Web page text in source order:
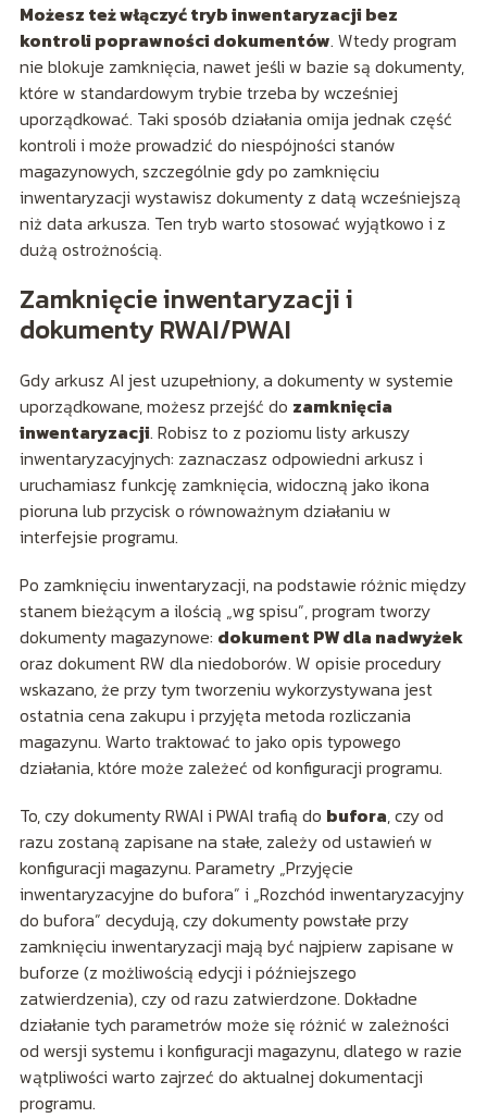
Możesz też włączyć tryb inwentaryzacji bez
kontroli poprawności dokumentów. Wtedy program
nie blokuje zamknięcia, nawet jeśli w bazie są dokumenty,
które w standardowym trybie trzeba by wcześniej
uporządkować. Taki sposób działania omija jednak część
kontroli i może prowadzić do niespójności stanów
magazynowych, szczególnie gdy po zamknięciu
inwentaryzacji wystawisz dokumenty z datą wcześniejszą
niż data arkusza. Ten tryb warto stosować wyjątkowo i z
dużą ostrożnością.
Zamknięcie inwentaryzacji i
dokumenty RWAI/PWAI
Gdy arkusz AI jest uzupełniony, a dokumenty w systemie
uporządkowane, możesz przejść do zamknięcia
inwentaryzacji. Robisz to z poziomu listy arkuszy
inwentaryzacyjnych: zaznaczasz odpowiedni arkusz i
uruchamiasz funkcję zamknięcia, widoczną jako ikona
pioruna lub przycisk o równoważnym działaniu w
interfejsie programu.
Po zamknięciu inwentaryzacji, na podstawie różnic między
stanem bieżącym a ilością „wg spisu”, program tworzy
dokumenty magazynowe: dokument PW dla nadwyżek
oraz dokument RW dla niedoborów. W opisie procedury
wskazano, że przy tym tworzeniu wykorzystywana jest
ostatnia cena zakupu i przyjęta metoda rozliczania
magazynu. Warto traktować to jako opis typowego
działania, które może zależeć od konfiguracji programu.
To, czy dokumenty RWAI i PWAI trafią do bufora, czy od
razu zostaną zapisane na stałe, zależy od ustawień w
konfiguracji magazynu. Parametry „Przyjęcie
inwentaryzacyjne do bufora” i „Rozchód inwentaryzacyjny
do bufora” decydują, czy dokumenty powstałe przy
zamknięciu inwentaryzacji mają być najpierw zapisane w
buforze (z możliwością edycji i późniejszego
zatwierdzenia), czy od razu zatwierdzone. Dokładne
działanie tych parametrów może się różnić w zależności
od wersji systemu i konfiguracji magazynu, dlatego w razie
wątpliwości warto zajrzeć do aktualnej dokumentacji
programu.